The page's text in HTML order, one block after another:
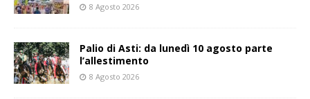
8 Agosto 2026
Palio di Asti: da lunedì 10 agosto parte
l’allestimento
8 Agosto 2026